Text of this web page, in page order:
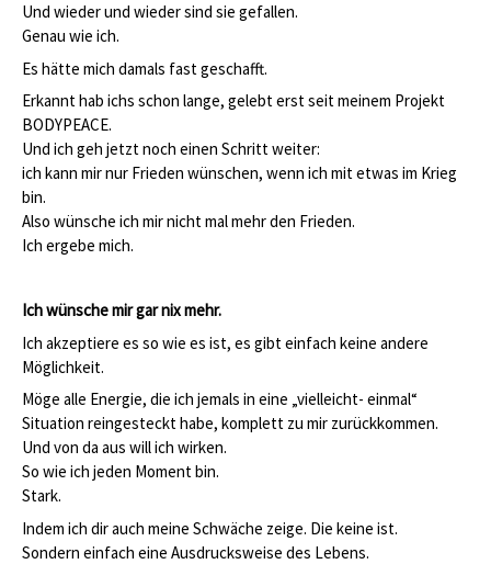
Und wieder und wieder sind sie gefallen.
Genau wie ich.
Es hätte mich damals fast geschafft.
Erkannt hab ichs schon lange, gelebt erst seit meinem Projekt
BODYPEACE.
Und ich geh jetzt noch einen Schritt weiter:
ich kann mir nur Frieden wünschen, wenn ich mit etwas im Krieg
bin.
Also wünsche ich mir nicht mal mehr den Frieden.
Ich ergebe mich.
Ich wünsche mir gar nix mehr.
Ich akzeptiere es so wie es ist, es gibt einfach keine andere
Möglichkeit.
Möge alle Energie, die ich jemals in eine „vielleicht- einmal“
Situation reingesteckt habe, komplett zu mir zurückkommen.
Und von da aus will ich wirken.
So wie ich jeden Moment bin.
Stark.
Indem ich dir auch meine Schwäche zeige. Die keine ist.
Sondern einfach eine Ausdrucksweise des Lebens.